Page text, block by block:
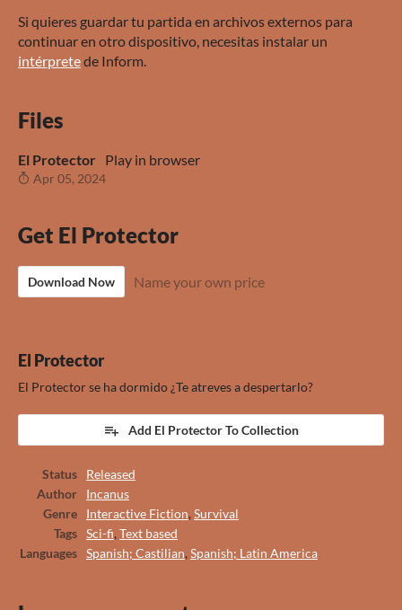
Si quieres guardar tu partida en archivos externos para
continuar en otro dispositivo, necesitas instalar un
intérpretede Inform.
Files
El Protector Play in browser
Apr 05, 2024
Get El Protector
Download Now Name your own price
El Protector
El Protector se ha dormido ¿Te atreves a despertarlo?
Add El Protector To Collection
Status
Released
Author
Incanus
Genre
Interactive Fiction,Survival
Tags
Sci-fi,Text based
Languages
Spanish; Castilian,Spanish; Latin America